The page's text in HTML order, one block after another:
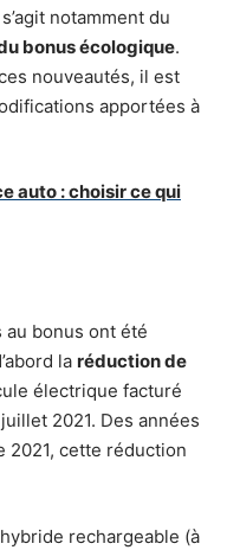
notamment du
bonus écologique.
nouveautés, il est
apportées à
auto : choisir ce qui
bonus ont été
la réduction de
électrique facturé
2021. Des années
2021, cette réduction
rechargeable (à